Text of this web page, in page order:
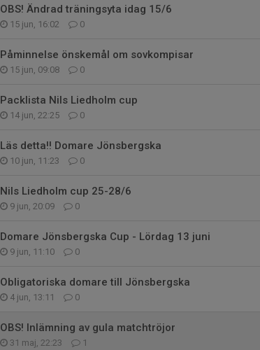
OBS! Ändrad träningsyta idag 15/6
15 jun, 16:02 0
Påminnelse önskemål om sovkompisar
15 jun, 09:08 0
Packlista Nils Liedholm cup
14 jun, 22:25 0
Läs detta!! Domare Jönsbergska
10 jun, 11:23 0
Nils Liedholm cup 25-28/6
9 jun, 20:09 0
Domare Jönsbergska Cup - Lördag 13 juni
9 jun, 11:10 0
Obligatoriska domare till Jönsbergska
4 jun, 13:11 0
OBS! Inlämning av gula matchtröjor
31 maj, 22:23 1